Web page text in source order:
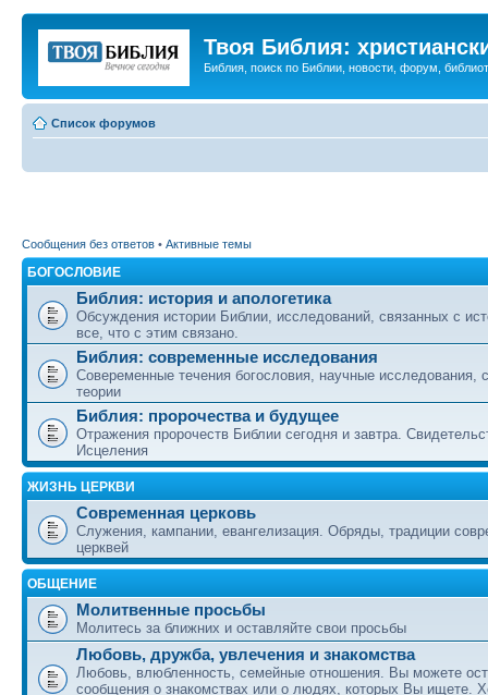
Твоя Библия:
Библия, поиск по Библии, новости, форум,
Список форумов
Сообщения без ответов • Активные темы
БОГОСЛОВИЕ
Библия: история и апологетика
Обсуждения истории Библии, исследований, связанных с
все, что с этим связано.
Библия: современные исследования
Совеременные течения богословия, научные исследования,
теории
Библия: пророчества и будущее
Отражения пророчеств Библии сегодня и завтра.
Исцеления
ЖИЗНЬ ЦЕРКВИ
Современная церковь
Служения, кампании, евангелизация. Обряды, традиции
церквей
ОБЩЕНИЕ
Молитвенные просьбы
Молитесь за ближних и оставляйте свои просьбы
Любовь, дружба, увлечения и знакомства
Любовь, влюбленность, семейные отношения. Вы можете
сообщения о знакомствах или о людях, которых Вы ищете.